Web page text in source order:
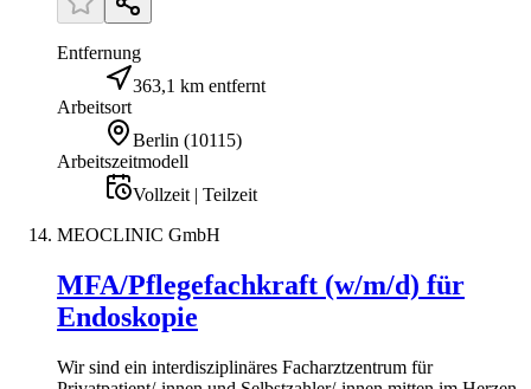
Entfernung
363,1 km entfernt
Arbeitsort
Berlin (10115)
Arbeitszeitmodell
Vollzeit | Teilzeit
MEOCLINIC GmbH
MFA/Pflegefachkraft (w/m/d) für
Endoskopie
Wir sind ein interdisziplinäres Facharztzentrum für